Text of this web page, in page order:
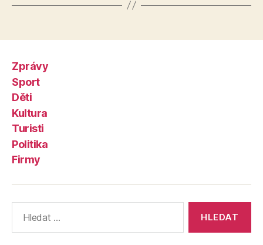
Zprávy
Sport
Děti
Kultura
Turisti
Politika
Firmy
vyhledávání: